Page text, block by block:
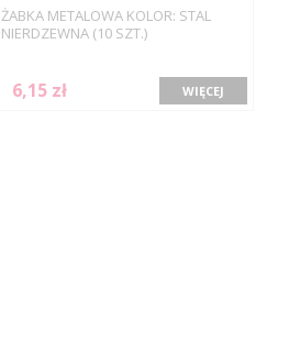
ŻABKA METALOWA KOLOR: STAL
NIERDZEWNA (10 SZT.)
6,15 zł WIĘCEJ